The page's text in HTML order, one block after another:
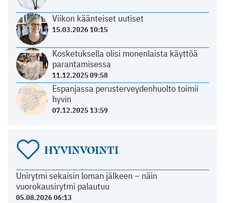
Viikon käänteiset uutiset
15.03.2026 10:15
Kosketuksella olisi monenlaista käyttöä
parantamisessa
11.12.2025 09:58
Espanjassa perusterveydenhuolto toimii
hyvin
07.12.2025 13:59
HYVINVOINTI
Unirytmi sekaisin loman jälkeen – näin
vuorokausirytmi palautuu
05.08.2026 06:13